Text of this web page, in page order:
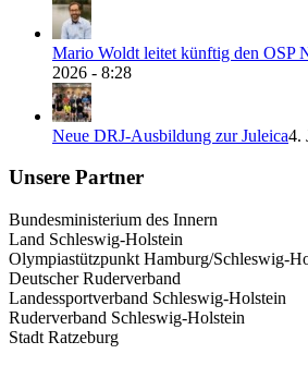
Mario Woldt leitet künftig den OSP
2026 - 8:28
Neue DRJ-Ausbildung zur Juleica4.
Unsere Partner
Bundesministerium des Innern
Land Schleswig-Holstein
Olympiastützpunkt Hamburg/Schleswig-
Deutscher Ruderverband
Landessportverband Schleswig-Holstein
Ruderverband Schleswig-Holstein
Stadt Ratzeburg